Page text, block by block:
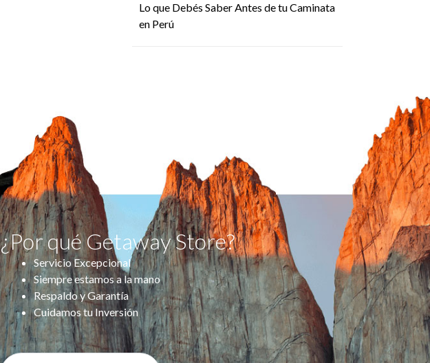
Lo que Debés Saber Antes de tu Caminata
en Perú
¿Por qué Getaway Store?
Servicio Excepcional
Siempre estamos a la mano
Respaldo y Garantía
Cuidamos tu Inversión